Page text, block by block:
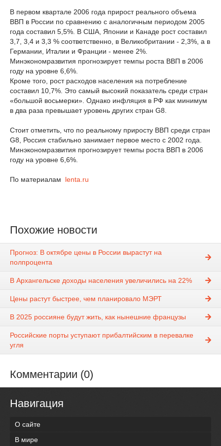
В первом квартале 2006 года прирост реального объема
ВВП в России по сравнению с аналогичным периодом 2005
года составил 5,5%. В США, Японии и Канаде рост составил
3,7, 3,4 и 3,3 % соответственно, в Великобритании - 2,3%, а в
Германии, Италии и Франции - менее 2%.
Минэкономразвития прогнозирует темпы роста ВВП в 2006
году на уровне 6,6%.
Кроме того, рост расходов населения на потребление
составил 10,7%. Это самый высокий показатель среди стран
«большой восьмерки». Однако инфляция в РФ как минимум
в два раза превышает уровень других стран G8.
Стоит отметить, что по реальному приросту ВВП среди стран
G8, Россия стабильно занимает первое место с 2002 года.
Минэкономразвития прогнозирует темпы роста ВВП в 2006
году на уровне 6,6%.
По материалам lenta.ru
Похожие новости
Прогноз: В октябре цены в России вырастут на
полпроцента
В Архангельске доходы населения увеличились на 22%
Цены растут быстрее, чем планировало МЭРТ
В 2025 россияне будут жить, как нынешние французы
Российские порты уступают прибалтийским в перевалке
угля
Комментарии (0)
Навигация
О сайте
В мире